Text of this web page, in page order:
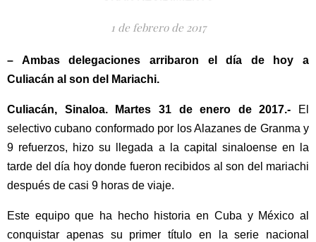
1 de febrero de 2017
– Ambas delegaciones arribaron el día de hoy a
Culiacán al son del Mariachi.
Culiacán, Sinaloa. Martes 31 de enero de 2017.- El
selectivo cubano conformado por los Alazanes de Granma y
9 refuerzos, hizo su llegada a la capital sinaloense en la
tarde del día hoy donde fueron recibidos al son del mariachi
después de casi 9 horas de viaje.
Este equipo que ha hecho historia en Cuba y México al
conquistar apenas su primer título en la serie nacional